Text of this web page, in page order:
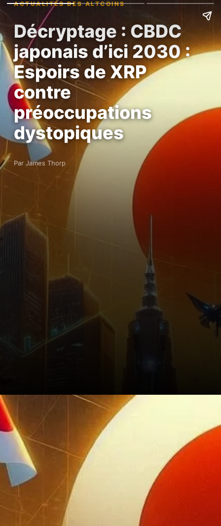
ACTUALITÉS DES ALTCOINS
Décryptage : CBDC
japonais d’ici 2030 :
Espoirs de XRP
contre
préoccupations
dystopiques
Par James Thorp